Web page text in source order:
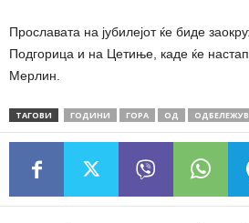
Прославата на јубилејот ќе биде
Подгорица и на Цетиње, каде ќе
Мерлин.
ТАГОВИ ГОДИНИ ГОРА ОД